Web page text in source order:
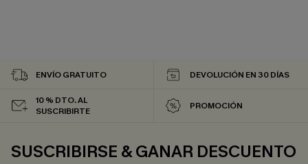
ENVÍO GRATUITO DEVOLUCIÓN EN 30 DÍAS
10 % DTO. AL
SUSCRIBIRTE
PROMOCIÓN
SUSCRIBIRSE & GANAR DESCUENTO